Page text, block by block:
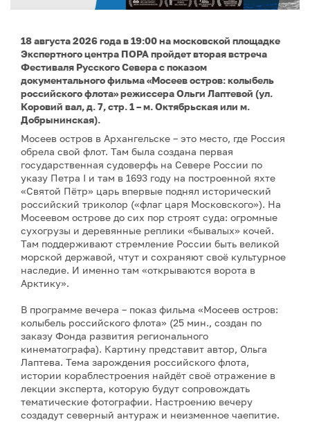
18 августа 2026 года в 19:00 на московской площадке
Экспертного центра ПОРА пройдет вторая встреча
Фестиваля Русского Севера с показом
документального фильма «Мосеев остров: колыбель
российского флота» режиссера Ольги Лаптевой (ул.
Коровий вал, д. 7, стр. 1 – м. Октябрьская или м.
Добрынинская).
Мосеев остров в Архангельске – это место, где Россия
обрела свой флот. Там была создана первая
государственная судоверфь на Севере России по
указу Петра I и там в 1693 году на построенной яхте
«Святой Пётр» царь впервые поднял исторический
российский триколор («флаг царя Московского»). На
Мосеевом острове до сих пор строят суда: огромные
сухогрузы и деревянные реплики «бывалых» кочей.
Там поддерживают стремление России быть великой
морской державой, чтут и сохраняют своё культурное
наследие. И именно там «открываются ворота в
Арктику».
В программе вечера – показ фильма «Мосеев остров:
колыбель российского флота» (25 мин., создан по
заказу Фонда развития регионального
кинематографа). Картину представит автор, Ольга
Лаптева. Тема зарождения российского флота,
истории кораблестроения найдёт своё отражение в
лекции эксперта, которую будут сопровождать
тематические фотографии. Настроению вечеру
создадут северный антураж и неизменное чаепитие.